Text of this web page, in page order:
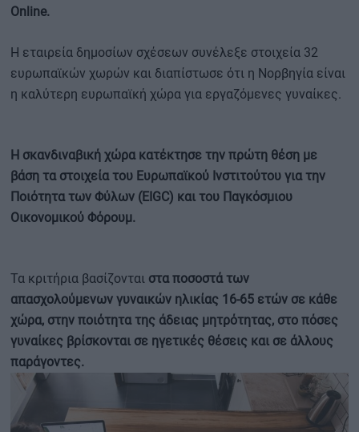
Online.
Η εταιρεία δημοσίων σχέσεων συνέλεξε στοιχεία 32
ευρωπαϊκών χωρών και διαπίστωσε ότι η Νορβηγία είναι
η καλύτερη ευρωπαϊκή χώρα για εργαζόμενες γυναίκες.
Η σκανδιναβική χώρα κατέκτησε την πρώτη θέση με
βάση τα στοιχεία του Ευρωπαϊκού Ινστιτούτου για την
Ποιότητα των Φύλων (EIGC) και του Παγκόσμιου
Οικονομικού Φόρουμ.
Τα κριτήρια βασίζονται στα ποσοστά των
απασχολούμενων γυναικών ηλικίας 16-65 ετών σε κάθε
χώρα, στην ποιότητα της άδειας μητρότητας, στο πόσες
γυναίκες βρίσκονται σε ηγετικές θέσεις και σε άλλους
παράγοντες.